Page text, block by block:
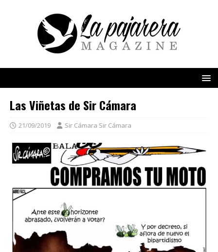
Las Viñetas de Sir Cámara
21/09/2019 Sir Cámara Sir Cámara